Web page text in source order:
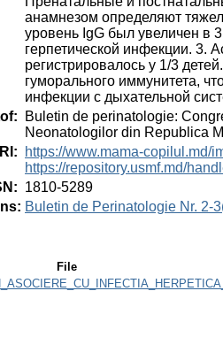
анамнезом определяют
уровень IgG был увеличен в
герпетической инфекции. 3.
регистрировалось у 1/3
гуморального иммунитета,
инфекции с дыхательной
:
Buletin de perinatologie:
Neonatologilor din Republica
:
https://www.mama-copilul.md/
https://repository.usmf.md/
: 1810-5289
Buletin de Perinatologie Nr. 2-
File